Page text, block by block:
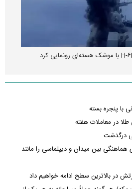
با پنجره بسته
درگذشت
بین میدان و دیپلماسی را مانند
در بالاترین سطح ادامه خواهیم داد